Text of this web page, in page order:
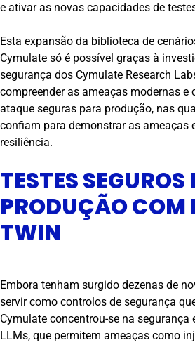
e ativar as novas capacidades de
Esta expansão da biblioteca de
Cymulate só é possível graças à
segurança dos Cymulate Research
compreender as ameaças modernas e
ataque seguras para produção, nas
confiam para demonstrar as ameaças
resiliência.
TESTES
PRODUÇÃO COM
TWIN
Embora tenham surgido dezenas de
servir como controlos de segurança
Cymulate concentrou-se na segurança
LLMs, que permitem ameaças como